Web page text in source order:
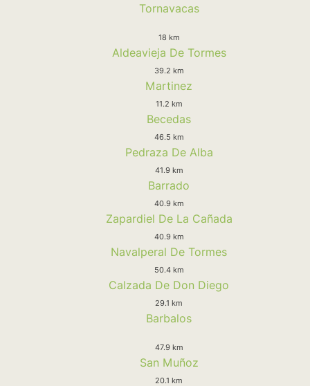
Tornavacas
18 km
Aldeavieja De Tormes
39.2 km
Martinez
11.2 km
Becedas
46.5 km
Pedraza De Alba
41.9 km
Barrado
40.9 km
Zapardiel De La Cañada
40.9 km
Navalperal De Tormes
50.4 km
Calzada De Don Diego
29.1 km
Barbalos
47.9 km
San Muñoz
20.1 km